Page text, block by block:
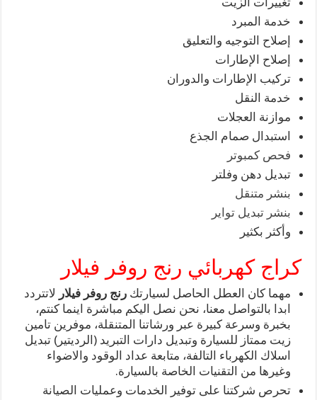
خدمة المبرد
إصلاح التوجيه والتعليق
إصلاح الإطارات
تركيب الإطارات والدوران
خدمة النقل
موازنة العجلات
استبدال صمام الجذع
فحص كمبوتر
تبديل دهن وفلتر
بنشر متنقل
بنشر تبديل تواير
وأكثر بكثير
كراج كهربائي رنج روفر فيلار
مهما كان العطل الحاصل لسيارتك رنج روفر فيلار لاتتردد
ابدا بالتواصل معنا، نحن نصل اليكم مباشرة اينما كنتم،
بخبرة وسرعة كبيرة عبر ورشاتنا المتنقلة، موفرين تامين
زيت ممتاز للسيارة وتبديل دارات التبريد (الرديتير) تبديل
اسلاك الكهرباء التالفة، متابعة عداد الوقود والاضواء
وغيرها من التقنيات الخاصة بالسيارة.
تحرص شركتنا على توفير الخدمات وعمليات الصيانة